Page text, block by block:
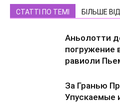
СТАТТІ ПО ТЕМІ БІЛЬШЕ
Аньолотти
погружение
равиоли
За Гранью
Упускаемые